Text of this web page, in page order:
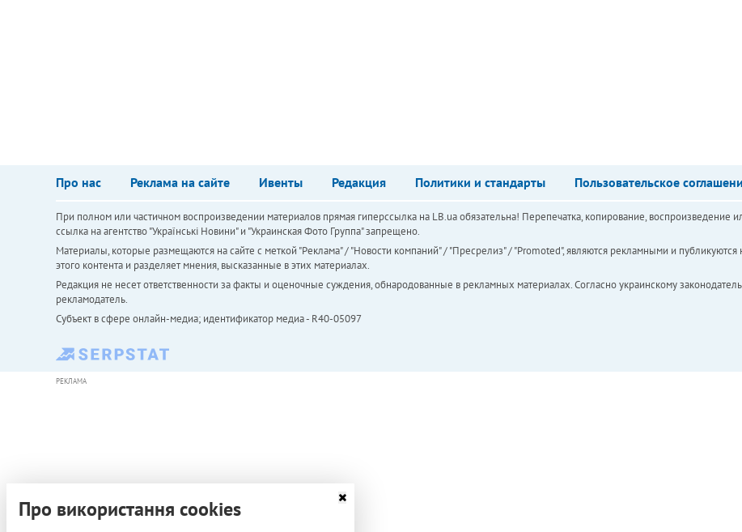
Про нас Реклама на сайте Ивенты Редакция Политики и стандарты Пользовательское
При полном или частичном воспроизведении материалов прямая гиперссылка на LB.ua обязательна! Перепечатка, копирование, воспроизведение
ссылка на агентство "Українськi Новини" и "Украинская Фото Группа" запрещено.
Материалы, которые размещаются на сайте с меткой "Реклама" / "Новости компаний" / "Пресрелиз" / "Promoted", являются рекламными и публикуются
этого контента и разделяет мнения, высказанные в этих материалах.
Редакция не несет ответственности за факты и оценочные суждения, обнародованные в рекламных материалах. Согласно украинскому
рекламодатель.
Субъект в сфере онлайн-медиа; идентификатор медиа - R40-05097
РЕКЛАМА
Про використання cookies